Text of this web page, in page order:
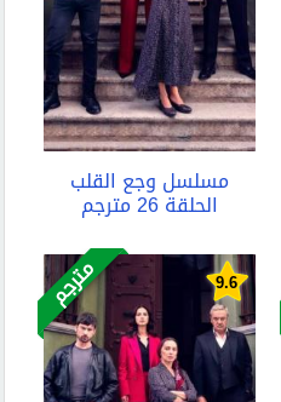
مسلسل وجع القلب
الحلقة 26 مترجم
9.6 مترجم